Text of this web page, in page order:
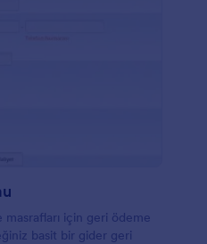
masrafları için geri ödeme
basit bir gider geri